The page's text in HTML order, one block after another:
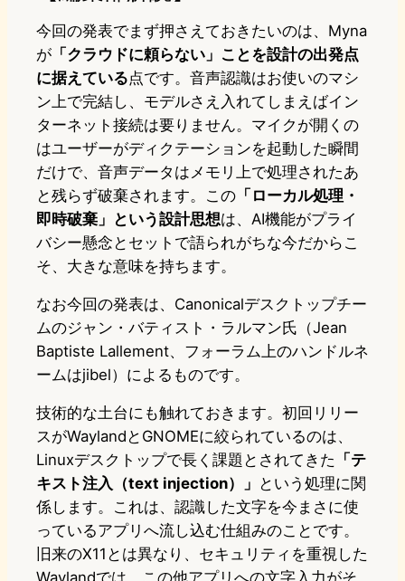
今回の発表でまず押さえておきたいのは、Myna
が 「クラウドに頼らない」ことを設計の出発点
に据えている点です。音声認識はお使いのマシ
ン上で完結し、モデルさえ入れてしまえばイン
ターネット接続は要りません。マイクが開くの
はユーザーがディクテーションを起動した瞬間
だけで、音声データはメモリ上で処理されたあ
と残らず破棄されます。この 「ローカル処理・
即時破棄」という設計思想は、AI機能がプライ
バシー懸念とセットで語られがちな今だからこ
そ、大きな意味を持ちます。
なお今回の発表は、Canonicalデスクトップチー
ムのジャン・バティスト・ラルマン氏（Jean
Baptiste Lallement、フォーラム上のハンドルネ
ームはjibel）によるものです。
技術的な土台にも触れておきます。初回リリー
スがWaylandとGNOMEに絞られているのは、
Linuxデスクトップで長く課題とされてきた 「テ
キスト注入（text injection）」 という処理に関
係します。これは、認識した文字を今まさに使
っているアプリへ流し込む仕組みのことです。
旧来のX11とは異なり、セキュリティを重視した